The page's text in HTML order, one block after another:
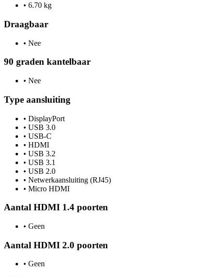
• 6.70 kg
Draagbaar
• Nee
90 graden kantelbaar
• Nee
Type aansluiting
• DisplayPort
• USB 3.0
• USB-C
• HDMI
• USB 3.2
• USB 3.1
• USB 2.0
• Netwerkaansluiting (RJ45)
• Micro HDMI
Aantal HDMI 1.4 poorten
• Geen
Aantal HDMI 2.0 poorten
• Geen